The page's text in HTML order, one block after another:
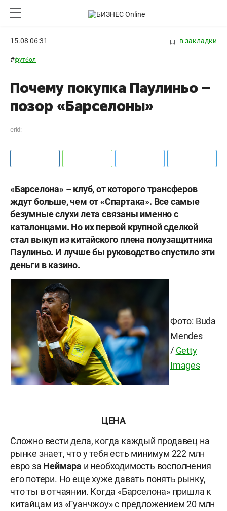
15.08 06:31 в закладки
#футбол
Почему покупка Паулиньо –
позор «Барселоны»
erid:
«Барселона» – клуб, от которого трансферов
ждут больше, чем от «Спартака». Все самые
безумные слухи лета связаны именно с
каталонцами. Но их первой крупной сделкой
стал выкуп из китайского плена полузащитника
Паулиньо. И лучше бы руководство спустило эти
деньги в казино.
Фото: Buda
Mendes
/ Getty
Images
ЦЕНА
Сложно вести дела, когда каждый продавец на
рынке знает, что у тебя есть минимум 222 млн
евро за Неймара и необходимость восполнения
его потери. Но еще хуже давать понять рынку,
что ты в отчаянии. Когда «Барселона» пришла к
китайцам из «Гуанчжоу» с предложением 20 млн